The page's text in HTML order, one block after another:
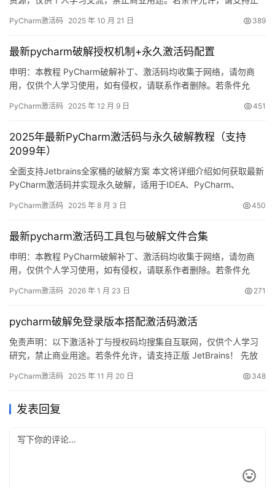
图文手把手带你完成最新版 PyCharm 的激活流程。 嫌折腾？官方
https://panghu.hicxy.co…
PyCharm激活码 2025 年 10 月 21 日 389
最新pycharm破解授权机制+永久激活码配置
申明：本教程 PyCharm破解补丁、激活码均收集于网络，请勿商
用，仅供个人学习使用，如有侵权，请联系作者删除。若条件允
器，功能强大，适用于 Windows、Mac 和 Linux 系统。本文将详细
是什么版本、什么操作系统…
PyCharm激活码 2025 年 12 月 9 日 451
2025年最新PyCharm激活码与永久破解教程（支持
2099年）
全面支持Jetbrains全家桶的破解方案 本文将详细介绍如何获取最新
PyCharm激活码并实现永久破解，适用于IDEA、PyCharm、
的效果图： 下面将分步骤指导您完成整个激活过程，无论您使用的
获…
PyCharm激活码 2025 年 8 月 3 日 450
最新pycharm激活码工具包与破解文件合集
申明：本教程 PyCharm破解补丁、激活码均收集于网络，请勿商
用，仅供个人学习使用，如有侵权，请联系作者删除。若条件允
器，功能强大，适用于 Windows、Mac 和 Linux 系统。本文将详细
是什么版本、什么操作系统…
PyCharm激活码 2026 年 1 月 23 日 271
pycharm破解免登录版本搭配激活码激活
免责声明：以下激活补丁与授权码均搜集自互联网，仅供个人学习
研究，禁止商业用途。若条件允许，请支持正版 JetBrains！ 先放
下面用图文手把手教你搞定最新版 Pycharm 的永久激活。 嫌折
https://panghu…
PyCharm激活码 2025 年 11 月 20 日 348
发表回复